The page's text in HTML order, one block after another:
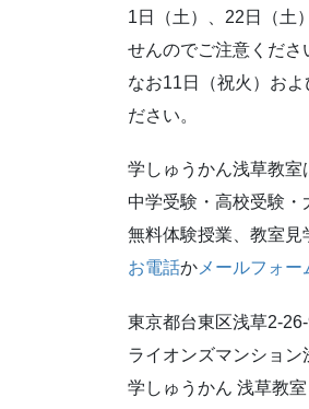
1日（土）、22日（土
せんのでご注意くださ
なお11日（祝火）お
ださい。
学しゅうかん浅草教室
中学受験・高校受験・
無料体験授業、教室見
お電話か メールフォー
東京都台東区浅草2-
ライオンズマンション
学しゅうかん 浅草教室